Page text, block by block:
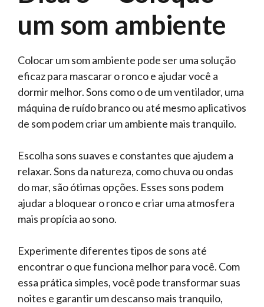
um som ambiente
Colocar um som ambiente pode ser uma solução
eficaz para mascarar o ronco e ajudar você a
dormir melhor. Sons como o de um ventilador, uma
máquina de ruído branco ou até mesmo aplicativos
de som podem criar um ambiente mais tranquilo.
Escolha sons suaves e constantes que ajudem a
relaxar. Sons da natureza, como chuva ou ondas
do mar, são ótimas opções. Esses sons podem
ajudar a bloquear o ronco e criar uma atmosfera
mais propícia ao sono.
Experimente diferentes tipos de sons até
encontrar o que funciona melhor para você. Com
essa prática simples, você pode transformar suas
noites e garantir um descanso mais tranquilo,